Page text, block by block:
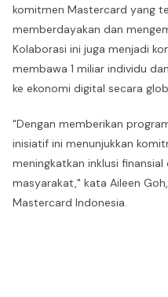
komitmen Mastercard yang
memberdayakan dan
Kolaborasi ini juga menjadi
membawa 1 miliar individu
ke ekonomi digital secara
"Dengan memberikan
inisiatif ini menunjukkan
meningkatkan inklusi
masyarakat," kata Aileen
Mastercard Indonesia.